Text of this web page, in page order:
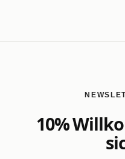
10%